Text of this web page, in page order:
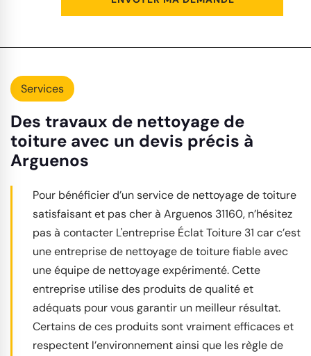
Services
Des travaux de nettoyage de
toiture avec un devis précis à
Arguenos
Pour bénéficier d’un service de nettoyage de toiture
satisfaisant et pas cher à Arguenos 31160, n’hésitez
pas à contacter L'entreprise Éclat Toiture 31 car c’est
une entreprise de nettoyage de toiture fiable avec
une équipe de nettoyage expérimenté. Cette
entreprise utilise des produits de qualité et
adéquats pour vous garantir un meilleur résultat.
Certains de ces produits sont vraiment efficaces et
respectent l’environnement ainsi que les règle de